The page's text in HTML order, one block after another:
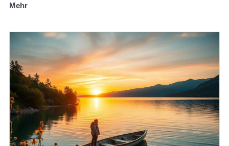
Mehr